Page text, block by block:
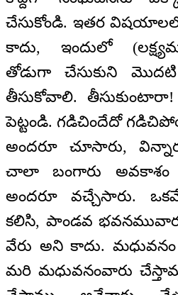
చేసుకోండి. ఇతర
కాదు, ఇందులో
తోడుగా చేసుకుని మొదటి
తీసుకోవాలి.
పెట్టండి. గడిచిందేదో
అందరూ చూసారు,
చాలా బంగారు అవకాశం
అందరూ వచ్చేసారు.
కలిసి, పాండవ
వేరు అని కాదు.
మరి మధువనంవారు